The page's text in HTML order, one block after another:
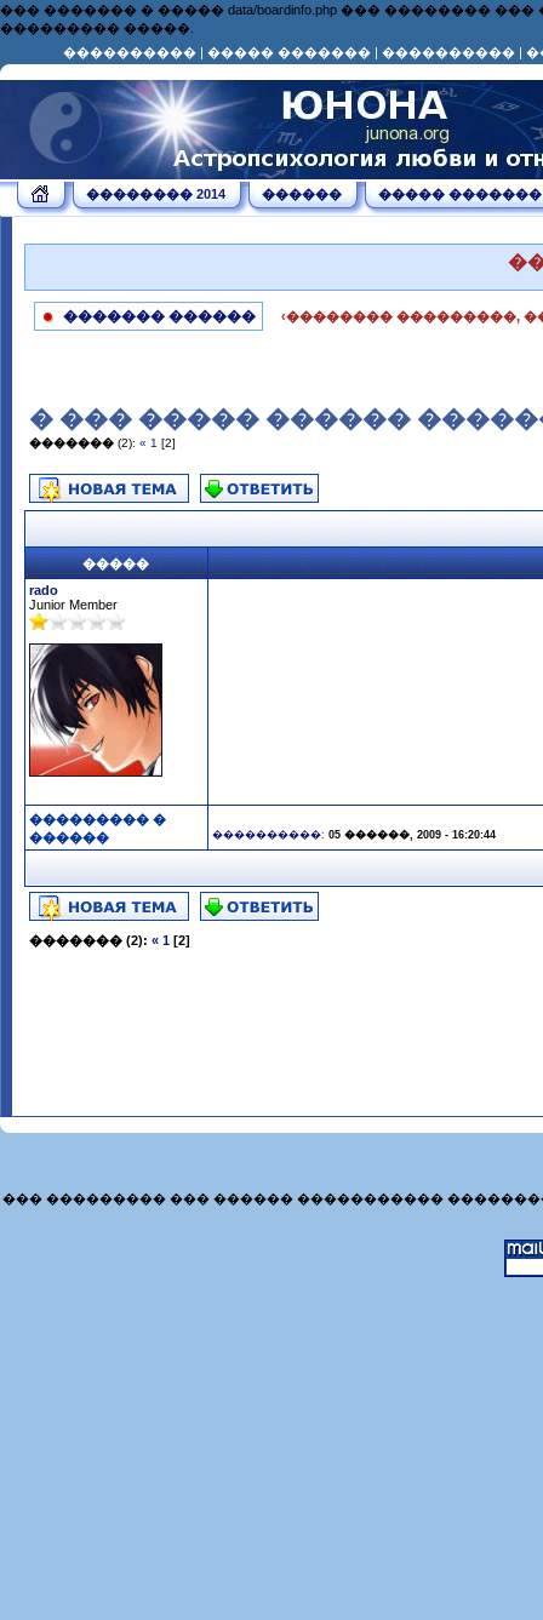
��� ������� � ����� data/boardinfo.php ���
��������� �����.
���������� | ����� ������� | ���������� |
�������� 2014 ������ ����� �������
������� ������ ‹�������� ���������,
� ��� ����� ������
������� (2): « 1 [2]
�����
rado
Junior Member
��������� �
������
����������: 05 ������, 2009 - 16:20:44
������� (2): « 1 [2]
��� ��������� ��� ������ �����������